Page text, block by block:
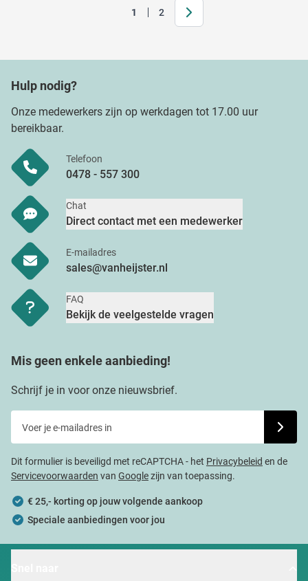
Je leest momenteel pagina
1 Pagina
2 Volgende
Hulp nodig?
Onze medewerkers zijn op werkdagen tot 17.00 uur
bereikbaar.
Telefoon
0478 - 557 300
Chat
Direct contact met een medewerker
E-mailadres
sales@vanheijster.nl
FAQ
Bekijk de veelgestelde vragen
Mis geen enkele aanbieding!
Schrijf je in voor onze nieuwsbrief.
Dit formulier is beveiligd met reCAPTCHA - het Privacybeleid en de
Servicevoorwaarden van Googlezijn van toepassing.
€ 25,- korting op jouw volgende aankoop
Speciale aanbiedingen voor jou